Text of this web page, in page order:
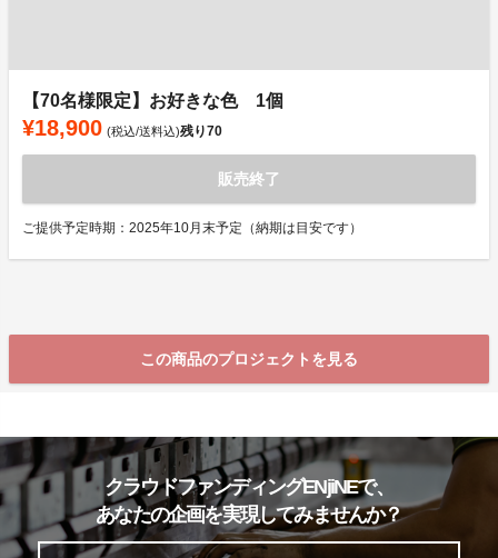
【70名様限定】お好きな色 1個
¥18,900 (税込/送料込)残り70
販売終了
ご提供予定時期：2025年10月末予定（納期は目安です）
この商品のプロジェクトを見る
クラウドファンディングENjiNEで、
あなたの企画を実現してみませんか？